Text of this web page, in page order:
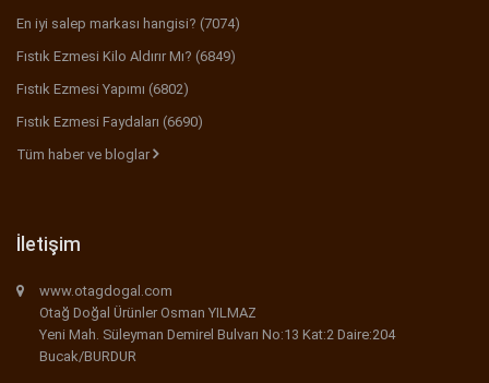
En iyi salep markası hangisi? (7074)
Fıstık Ezmesi Kilo Aldırır Mı? (6849)
Fıstık Ezmesi Yapımı (6802)
Fıstık Ezmesi Faydaları (6690)
Tüm haber ve bloglar
İletişim
www.otagdogal.com
Otağ Doğal Ürünler Osman YILMAZ
Yeni Mah. Süleyman Demirel Bulvarı No:13 Kat:2 Daire:204
Bucak/BURDUR